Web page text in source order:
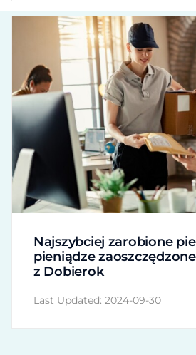
Najszybciej zarobione
pieniądze
z Dobierok
Last Updated: 2024-09-30